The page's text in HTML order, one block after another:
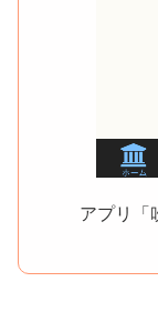
アプリ「